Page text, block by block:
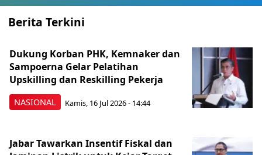
Berita Terkini
NASIONAL
Dukung Korban PHK, Kemnaker dan
Sampoerna Gelar Pelatihan
Upskilling dan Reskilling Pekerja
Kamis, 16 Jul 2026 - 14:44
Jabar Tawarkan Insentif Fiskal dan